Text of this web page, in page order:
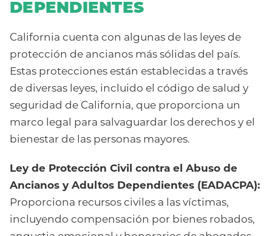
DEPENDIENTES
California cuenta con algunas de las leyes de
protección de ancianos más sólidas del país.
Estas protecciones están establecidas a través
de diversas leyes, incluido el código de salud y
seguridad de California, que proporciona un
marco legal para salvaguardar los derechos y el
bienestar de las personas mayores.
Ley de Protección Civil contra el Abuso de
Ancianos y Adultos Dependientes (EADACPA):
Proporciona recursos civiles a las víctimas,
incluyendo compensación por bienes robados,